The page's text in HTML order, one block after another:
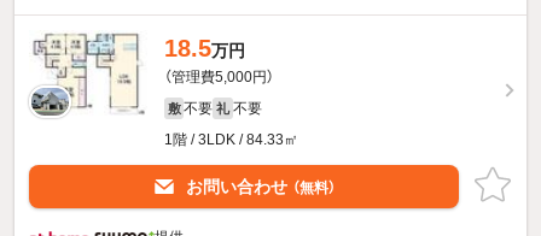
18.5万円
（管理費5,000円）
敷 不要 礼 不要
1階 / 3LDK / 84.33㎡
お問い合わせ （無料）